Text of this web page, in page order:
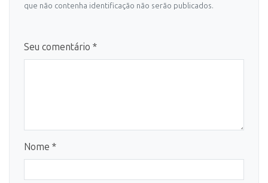
que não contenha identificação não serão publicados.
Seu comentário *
Nome *